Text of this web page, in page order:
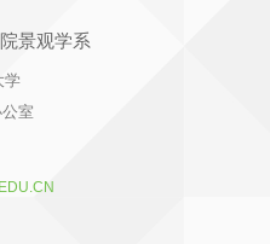
景观学系
学
室